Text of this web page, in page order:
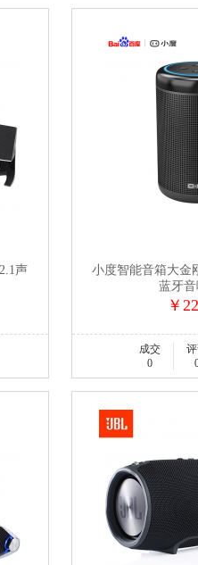
声
小度智能音箱大金
蓝牙
￥
成交
0